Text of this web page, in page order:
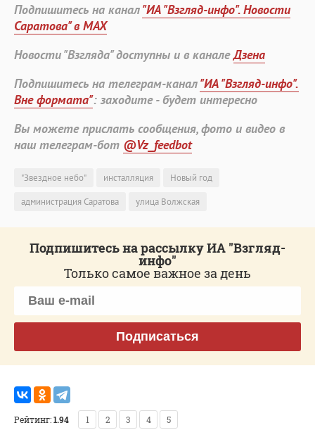
Подпишитесь на канал"ИА "Взгляд-инфо". Новости
Саратова" в MAX
Новости "Взгляда" доступны и в каналеДзена
Подпишитесь на телеграм-канал"ИА "Взгляд-инфо".
Вне формата": заходите - будет интересно
Вы можете прислать сообщения, фото и видео в
наш телеграм-бот @Vz_feedbot
"Звездное небо" инсталляция
Новый год
администрация Саратова
улица Волжская
Подпишитесь на рассылку ИА "Взгляд-
инфо"
Только самое важное за день
Подписаться
Рейтинг:1.94 1 2 3 4 5